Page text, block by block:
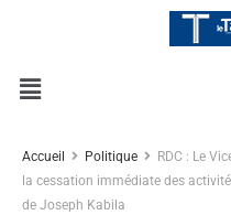
Accueil Politique
RDC : Le
la cessation immédiate des
de Joseph Kabila